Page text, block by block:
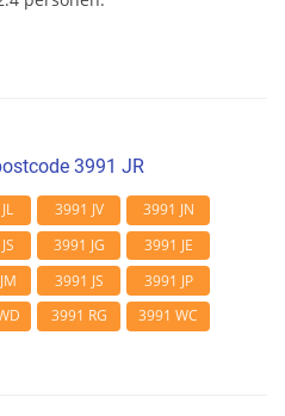
3991 JR
3991 JV
3991 JN
3991 JG
3991 JE
3991 JS
3991 JP
3991 RG 3991 WC